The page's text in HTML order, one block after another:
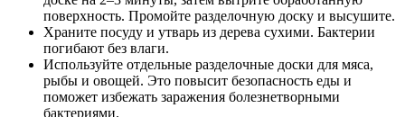
поверхность. Промойте разделочную доску и высушите.
Храните посуду и утварь из дерева сухими. Бактерии
погибают без влаги.
Используйте отдельные разделочные доски для мяса,
рыбы и овощей. Это повысит безопасность еды и
поможет избежать заражения болезнетворными
бактериями.